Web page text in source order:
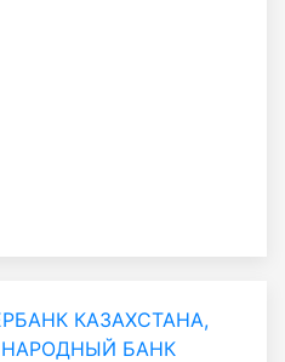
КАЗАХСТАНА,
НАРОДНЫЙ БАНК